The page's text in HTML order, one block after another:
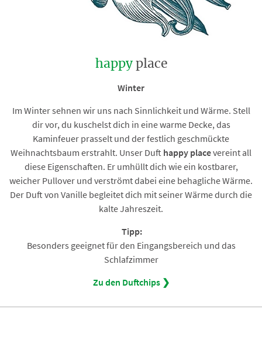
happy place
Winter
Im Winter sehnen wir uns nach Sinnlichkeit und Wärme. Stell
dir vor, du kuschelst dich in eine warme Decke, das
Kaminfeuer prasselt und der festlich geschmückte
Weihnachtsbaum erstrahlt. Unser Duft happy placevereint all
diese Eigenschaften. Er umhüllt dich wie ein kostbarer,
weicher Pullover und verströmt dabei eine behagliche Wärme.
Der Duft von Vanille begleitet dich mit seiner Wärme durch die
kalte Jahreszeit.
Tipp:
Besonders geeignet für den Eingangsbereich und das
Schlafzimmer
Zu den Duftchips ❯